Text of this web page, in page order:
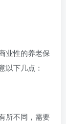
业性的养老保
以下几点：
所不同，需要